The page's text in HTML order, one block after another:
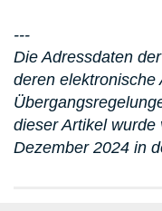
---
Die Adressdaten
deren elektronische
dieser Artikel wurde
Dezember 2024 in